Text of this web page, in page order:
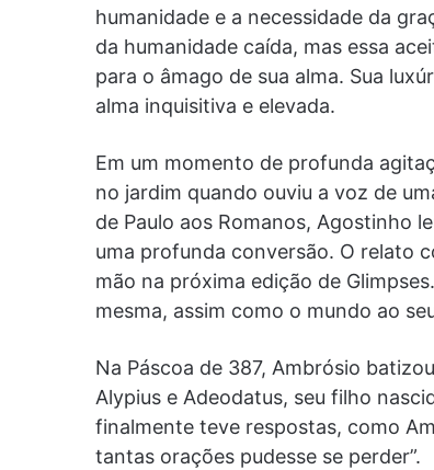
humanidade e a necessidade da
da humanidade caída, mas essa
para o âmago de sua alma. Sua
alma inquisitiva e elevada.
Em um momento de profunda
no jardim quando ouviu a voz de
de Paulo aos Romanos, Agostinho
uma profunda conversão. O relato
mão na próxima edição de
mesma, assim como o mundo ao
Na Páscoa de 387, Ambrósio
Alypius e Adeodatus, seu filho
finalmente teve respostas, como
tantas orações pudesse se perder”.